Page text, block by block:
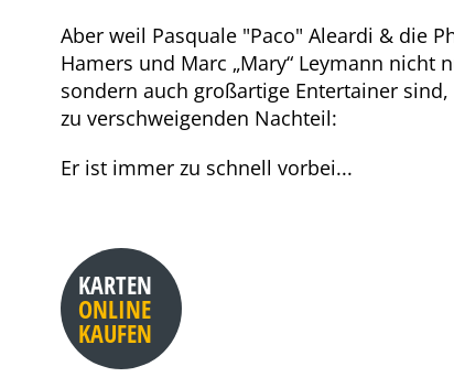
Aber weil Pasquale "Paco" Aleardi & die
Hamers und Marc „Mary“ Leymann nicht
sondern auch großartige Entertainer
zu verschweigenden Nachteil:
Er ist immer zu schnell vorbei...
KARTEN
ONLINE
KAUFEN